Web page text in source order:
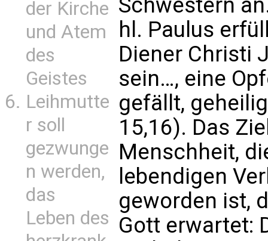
der Kirche
und Atem
des
Geistes
Leihmutte
r soll
gezwunge
n werden,
das
Leben des
hl. Paulus
Diener Christi
sein…, eine
gefällt,
15,16). Das
Menschheit,
lebendigen
geworden ist,
Gott erwartet: